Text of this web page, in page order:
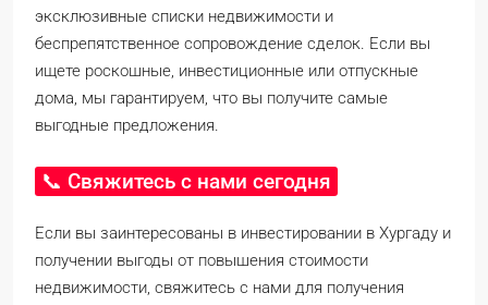
эксклюзивные списки недвижимости и
беспрепятственное сопровождение сделок. Если вы
ищете роскошные, инвестиционные или отпускные
дома, мы гарантируем, что вы получите самые
выгодные предложения.
📞 Свяжитесь с нами сегодня
Если вы заинтересованы в инвестировании в Хургаду и
получении выгоды от повышения стоимости
недвижимости, свяжитесь с нами для получения